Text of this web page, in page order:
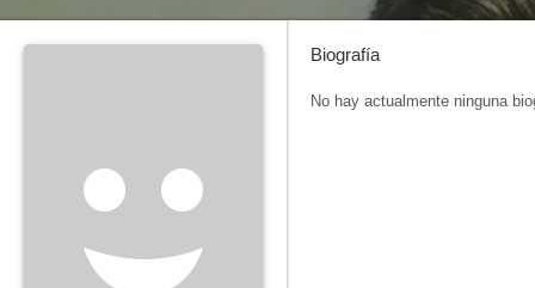
Biografía
No hay actualmente ninguna